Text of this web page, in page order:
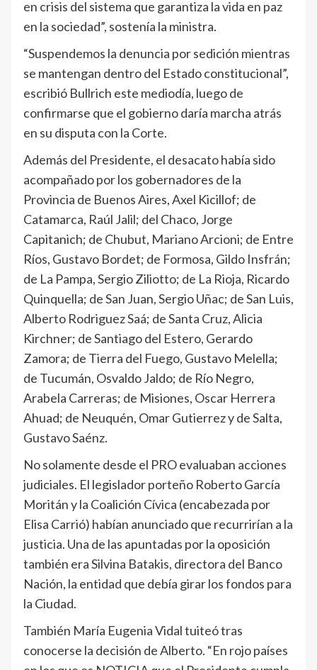
en crisis del sistema que garantiza la vida en paz
en la sociedad”, sostenía la ministra.
“Suspendemos la denuncia por sedición mientras
se mantengan dentro del Estado constitucional”,
escribió Bullrich este mediodía, luego de
confirmarse que el gobierno daría marcha atrás
en su disputa con la Corte.
Además del Presidente, el desacato había sido
acompañado por los gobernadores de la
Provincia de Buenos Aires, Axel Kicillof; de
Catamarca, Raúl Jalil; del Chaco, Jorge
Capitanich; de Chubut, Mariano Arcioni; de Entre
Ríos, Gustavo Bordet; de Formosa, Gildo Insfrán;
de La Pampa, Sergio Ziliotto; de La Rioja, Ricardo
Quinquella; de San Juan, Sergio Uñac; de San Luis,
Alberto Rodriguez Saá; de Santa Cruz, Alicia
Kirchner; de Santiago del Estero, Gerardo
Zamora; de Tierra del Fuego, Gustavo Melella;
de Tucumán, Osvaldo Jaldo; de Río Negro,
Arabela Carreras; de Misiones, Oscar Herrera
Ahuad; de Neuquén, Omar Gutierrez y de Salta,
Gustavo Saénz.
No solamente desde el PRO evaluaban acciones
judiciales. El legislador porteño Roberto García
Moritán y la Coalición Cívica (encabezada por
Elisa Carrió) habían anunciado que recurrirían a la
justicia. Una de las apuntadas por la oposición
también era Silvina Batakis, directora del Banco
Nación, la entidad que debía girar los fondos para
la Ciudad.
También María Eugenia Vidal tuiteó tras
conocerse la decisión de Alberto. “En rojo países